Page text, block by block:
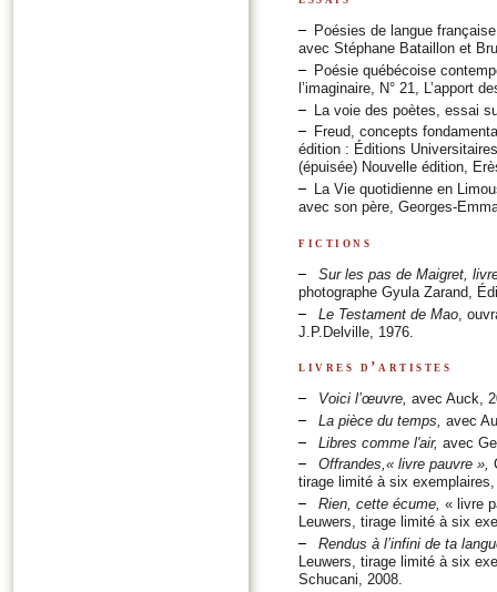
Poésies de langue
avec Stéphane Bataillon et
Poésie québécoise
l’imaginaire, N° 21, L’apport
La voie des poètes, essai
Freud, concepts
édition : Éditions
(épuisée) Nouvelle édition,
La Vie quotidienne en
avec son père, Georges-
fictions
Sur les pas de Maigret,
photographe Gyula Zarand,
Le Testament de Mao ,
J.P.Delville, 1976.
livres d’artistes
Voici l’œuvre, avec Auck,
La pièce du temps, avec
Libres comme l'air, avec
Offrandes,« livre pauvre »,
tirage limité à six
Rien, cette écume, « livre
Leuwers, tirage limité à six
Rendus à l’infini de ta
Leuwers, tirage limité à six
Schucani, 2008.